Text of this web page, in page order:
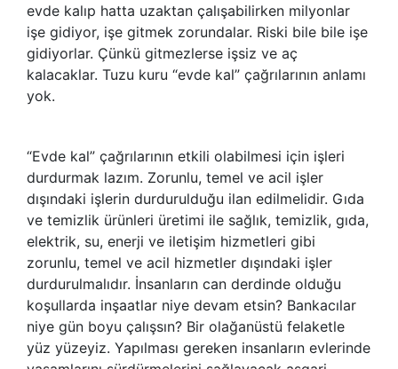
evde kalıp hatta uzaktan çalışabilirken milyonlar
işe gidiyor, işe gitmek zorundalar. Riski bile bile işe
gidiyorlar. Çünkü gitmezlerse işsiz ve aç
kalacaklar. Tuzu kuru “evde kal” çağrılarının anlamı
yok.
“Evde kal” çağrılarının etkili olabilmesi için işleri
durdurmak lazım. Zorunlu, temel ve acil işler
dışındaki işlerin durdurulduğu ilan edilmelidir. Gıda
ve temizlik ürünleri üretimi ile sağlık, temizlik, gıda,
elektrik, su, enerji ve iletişim hizmetleri gibi
zorunlu, temel ve acil hizmetler dışındaki işler
durdurulmalıdır. İnsanların can derdinde olduğu
koşullarda inşaatlar niye devam etsin? Bankacılar
niye gün boyu çalışsın? Bir olağanüstü felaketle
yüz yüzeyiz. Yapılması gereken insanların evlerinde